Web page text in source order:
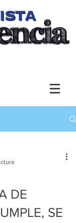
DE
SE